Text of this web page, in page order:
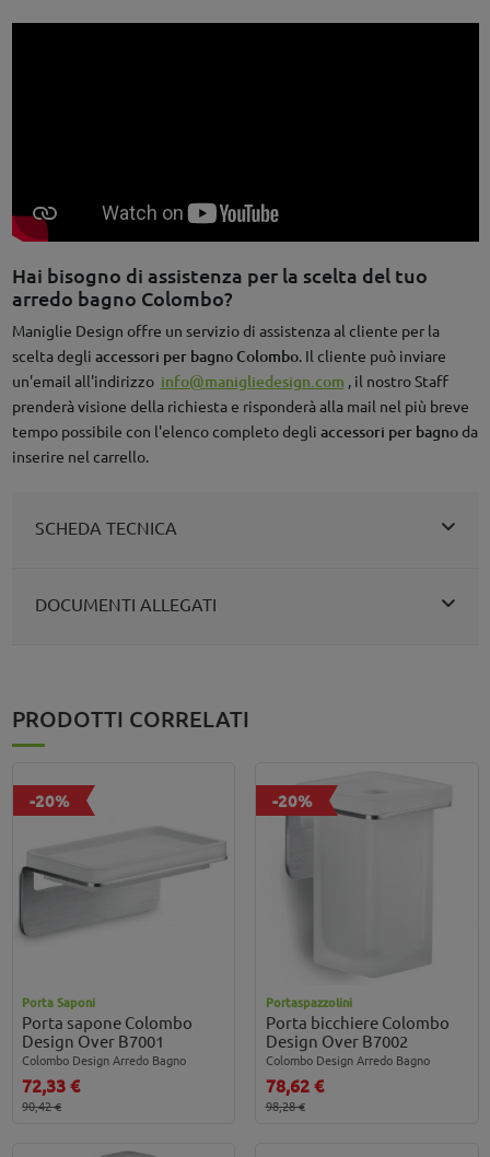
Hai bisogno di assistenza per la scelta del tuo
arredo bagno Colombo?
Maniglie Design offre un servizio di assistenza al cliente per la
scelta degli accessori per bagno Colombo. Il cliente può inviare
un'email all'indirizzo info@manigliedesign.com , il nostro Staff
prenderà visione della richiesta e risponderà alla mail nel più breve
tempo possibile con l'elenco completo degli accessori per bagnoda
inserire nel carrello.
SCHEDA TECNICA
DOCUMENTI ALLEGATI
PRODOTTI CORRELATI
-20%
Porta Saponi
Porta sapone Colombo
Design Over B7001
Colombo Design Arredo Bagno
72,33 €
90,42 €
-20%
Portaspazzolini
Porta bicchiere Colombo
Design Over B7002
Colombo Design Arredo Bagno
78,62 €
98,28 €